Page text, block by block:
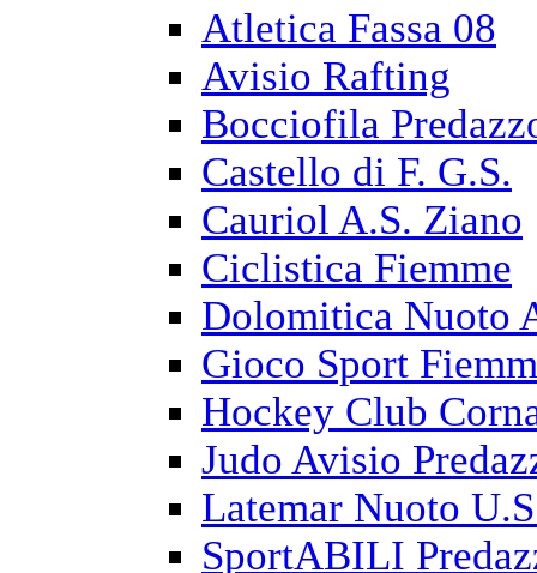
Atletica Fassa 08
Avisio Rafting
Bocciofila
Castello di F. G.S.
Cauriol A.S. Ziano
Ciclistica Fiemme
Dolomitica Nuoto
Gioco Sport
Hockey Club
Judo Avisio
Latemar Nuoto
SportABILI